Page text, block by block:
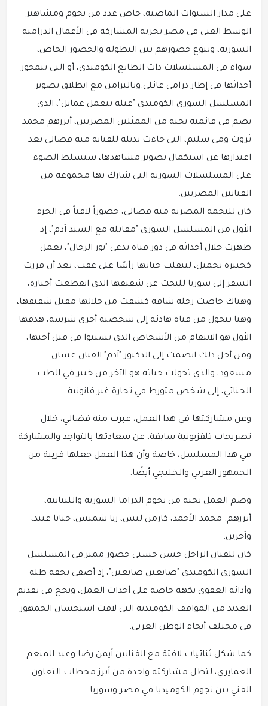
على مدار السنوات الماضية، خاض عدد من نجوم ومشاهير
الوسط الفني في مصر تجربة المشاركة في الأعمال الدرامية
السورية، وتنوع حضورهم بين البطولة والحضور الخاص،
سواء في المسلسلات ذات الطابع الكوميدي، أو التي تتمحور
أحداثها في إطار درامي عائلي.وبالتزامن مع انطلاق تصوير
المسلسل السوري الكوميدي "عيلة بتعمل عمايل"، الذي
يضم في قائمته نخبة من الممثلين المصريين، أبرزهم محمد
ثروت ومي سليم، التي جاءت بديلة للفنانة منة فضالي بعد
اعتذارها عن استكمال تصوير مشاهدها، سنسلط الضوء
على المسلسلات السورية التي شارك بها مجموعة من
الفنانين المصريين.
كان للنجمة المصرية منة فضالي، حضوراً لافتاً في الجزء
الأول من المسلسل السوري "مقابلة مع السيد آدم"، إذ
ظهرت خلال أحداثه في دور فتاة تدعى "نور الرحال"، تعمل
كخبيرة تجميل، لتنقلب حياتها رأسًا على عقب، بعد أن قررت
السفر إلى سوريا للبحث عن شقيقها الذي انقطعت أخباره،
وهناك خاضت رحلة شاقة كشفت من خلالها مقتل شقيقها،
وهنا تتحول من فتاة هادئة إلى شخصية أخرى شرسة، هدفها
الأول هو الانتقام من الأشخاص الذي تسببوا في قتل أخيها،
ومن أجل ذلك انضمت إلى الدكتور "آدم" الفنان غسان
مسعود، والذي تحولت حياته هو الآخر من خبير في الطب
الجنائي، إلى شخص متورط في تجارة غير قانونية.
وعن مشاركتها في هذا العمل، عبرت منة فضالي، خلال
تصريحات تلفزيونية سابقة، عن سعادتها بالتواجد والمشاركة
في هذا المسلسل، خاصة وأن هذا العمل جعلها قريبة من
الجمهور العربي والخليجي أيضًا.
وضم العمل نخبة من نجوم الدراما السورية واللبنانية،
أبرزهم: محمد الأحمد، كارمن لبس، رنا شميس، جيانا عنيد،
وآخرين.
كان للفنان الراحل حسن حسني حضور مميز في المسلسل
السوري الكوميدي "صايعين ضايعين"، إذ أضفى بخفة ظله
وأدائه العفوي نكهة خاصة على أحداث العمل، ونجح في تقديم
العديد من المواقف الكوميدية التي لاقت استحسان الجمهور
في مختلف أنحاء الوطن العربي.
كما شكل ثنائيات لافتة مع الفنانين أيمن رضا وعبد المنعم
العمايري، لتظل مشاركته واحدة من أبرز محطات التعاون
الفني بين نجوم الكوميديا في مصر وسوريا.